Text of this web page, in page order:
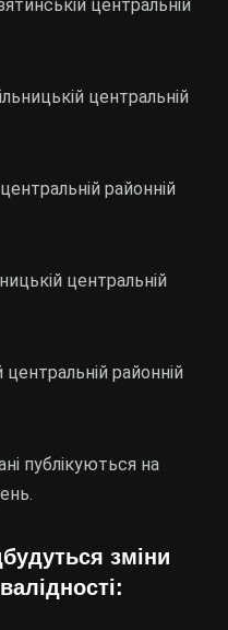
центральній
центральній
районній
центральній
центральній районній
публікуються на
зміни